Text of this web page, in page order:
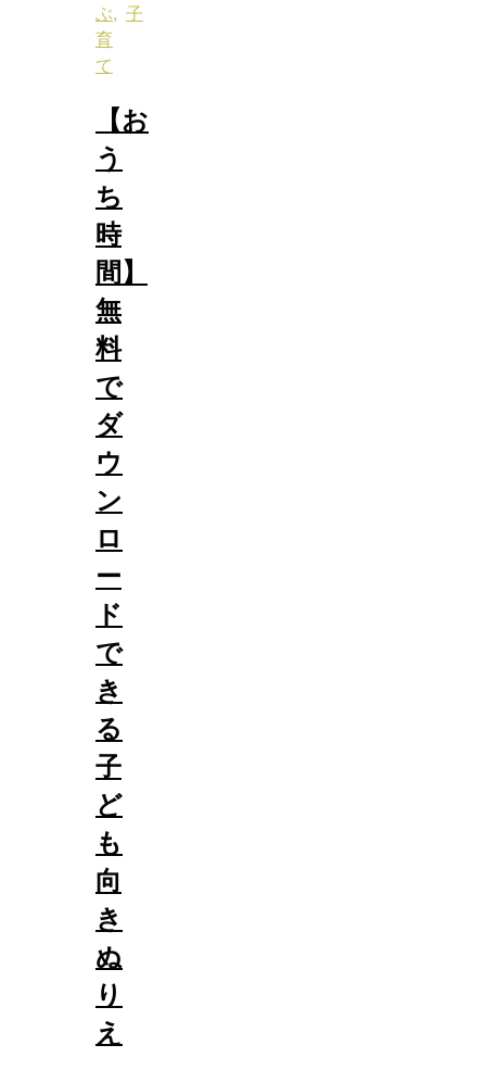
ぶ, 子
育
て
【お
う
ち
時
間】
無
料
で
ダ
ウ
ン
ロ
ー
ド
で
き
る
子
ど
も
向
き
ぬ
り
え